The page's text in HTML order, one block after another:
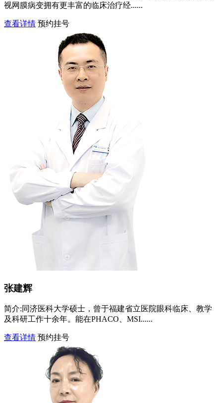
视网膜病变拥有更丰富的临床治疗经......
查看详情 预约挂号
张建辉
简介:同济医科大学硕士，曾于福建省立医院眼科临床、教学
及科研工作十余年。能在PHACO、MSI......
查看详情 预约挂号